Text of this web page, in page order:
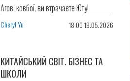
Агов, ковбої, ви втрачаєте Юту!
Cheryl Yu 18:00 19.05.2026
КИТАЙСЬКИЙ СВІТ. БІЗНЕС ТА
ШКОЛИ